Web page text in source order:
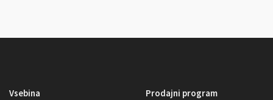
Vsebina Prodajni program